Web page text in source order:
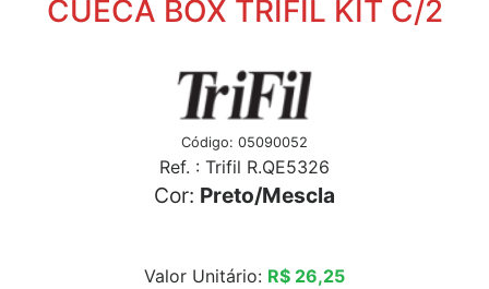
CUECA BOX TRIFIL KIT C/2
Código: 05090052
Ref. : Trifil R.QE5326
Cor: Preto/Mescla
Valor Unitário: R$ 26,25